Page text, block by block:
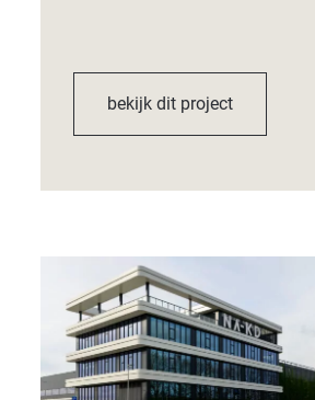
bekijk dit project